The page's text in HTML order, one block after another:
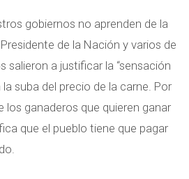
gobiernos no aprenden de la
de la Nación y varios de
salieron a justificar la “sensación
suba del precio de la carne. Por
los ganaderos que quieren ganar
que el pueblo tiene que pagar